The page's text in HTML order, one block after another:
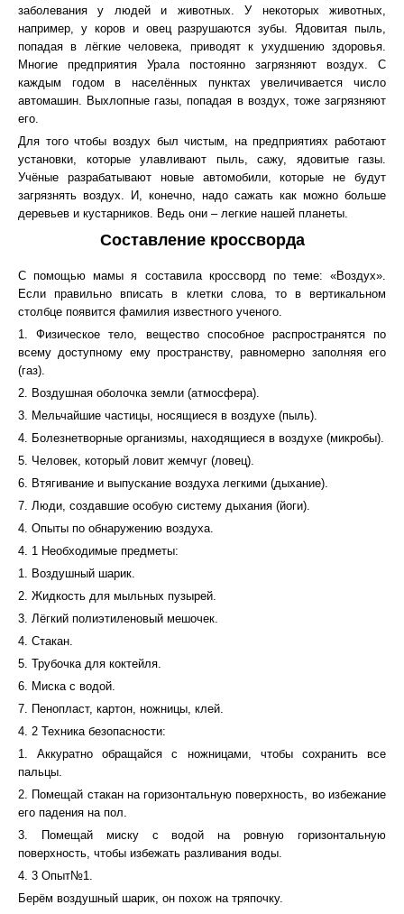
заболевания у людей и животных. У некоторых животных,
например, у коров и овец разрушаются зубы. Ядовитая пыль,
попадая в лёгкие человека, приводят к ухудшению здоровья.
Многие предприятия Урала постоянно загрязняют воздух. С
каждым годом в населённых пунктах увеличивается число
автомашин. Выхлопные газы, попадая в воздух, тоже загрязняют
его.
Для того чтобы воздух был чистым, на предприятиях работают
установки, которые улавливают пыль, сажу, ядовитые газы.
Учёные разрабатывают новые автомобили, которые не будут
загрязнять воздух. И, конечно, надо сажать как можно больше
деревьев и кустарников. Ведь они – легкие нашей планеты.
Составление кроссворда
С помощью мамы я составила кроссворд по теме: «Воздух».
Если правильно вписать в клетки слова, то в вертикальном
столбце появится фамилия известного ученого.
1. Физическое тело, вещество способное распространятся по
всему доступному ему пространству, равномерно заполняя его
(газ).
2. Воздушная оболочка земли (атмосфера).
3. Мельчайшие частицы, носящиеся в воздухе (пыль).
4. Болезнетворные организмы, находящиеся в воздухе (микробы).
5. Человек, который ловит жемчуг (ловец).
6. Втягивание и выпускание воздуха легкими (дыхание).
7. Люди, создавшие особую систему дыхания (йоги).
4. Опыты по обнаружению воздуха.
4. 1 Необходимые предметы:
1. Воздушный шарик.
2. Жидкость для мыльных пузырей.
3. Лёгкий полиэтиленовый мешочек.
4. Стакан.
5. Трубочка для коктейля.
6. Миска с водой.
7. Пенопласт, картон, ножницы, клей.
4. 2 Техника безопасности:
1. Аккуратно обращайся с ножницами, чтобы сохранить все
пальцы.
2. Помещай стакан на горизонтальную поверхность, во избежание
его падения на пол.
3. Помещай миску с водой на ровную горизонтальную
поверхность, чтобы избежать разливания воды.
4. 3 Опыт№1.
Берём воздушный шарик, он похож на тряпочку.